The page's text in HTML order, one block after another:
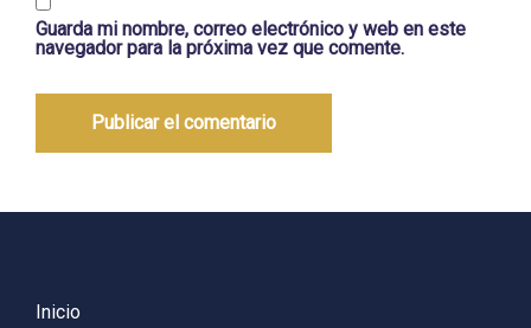
Guarda mi nombre, correo electrónico y web en este
navegador para la próxima vez que comente.
Inicio